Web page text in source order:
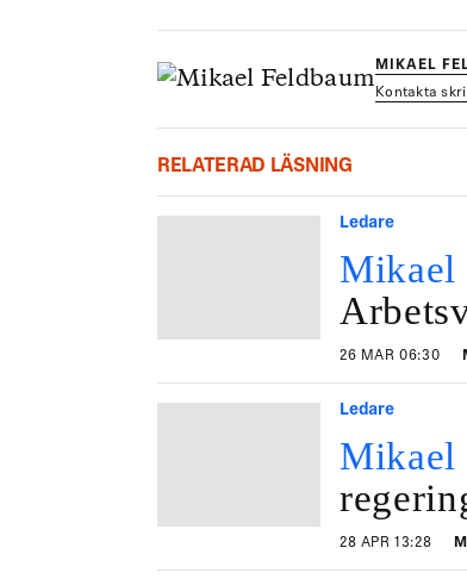
MIKAEL
Kontakta
RELATERAD LÄSNING
Ledare
Mikael
26 MAR 06:30
Ledare
Mikael
28 APR 13:28